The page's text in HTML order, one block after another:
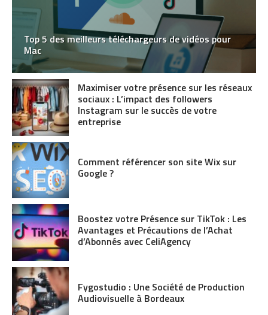
Top 5 des meilleurs téléchargeurs de vidéos pour
Mac
Maximiser votre présence sur les réseaux
sociaux : L’impact des followers
Instagram sur le succès de votre
entreprise
Comment référencer son site Wix sur
Google ?
Boostez votre Présence sur TikTok : Les
Avantages et Précautions de l’Achat
d’Abonnés avec CeliAgency
Fygostudio : Une Société de Production
Audiovisuelle à Bordeaux